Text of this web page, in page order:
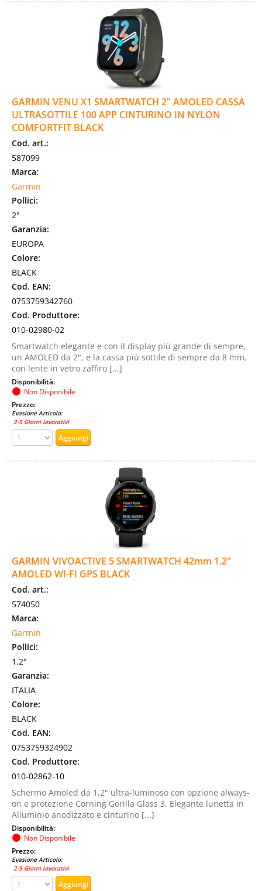
GARMIN VENU X1 SMARTWATCH 2" AMOLED CASSA
ULTRASOTTILE 100 APP CINTURINO IN NYLON
COMFORTFIT BLACK
Cod. art.:
587099
Marca:
Garmin
Pollici:
2"
Garanzia:
EUROPA
Colore:
BLACK
Cod. EAN:
0753759342760
Cod. Produttore:
010-02980-02
Smartwatch elegante e con il display più grande di sempre,
un AMOLED da 2", e la cassa più sottile di sempre da 8 mm,
con lente in vetro zaffiro [...]
Disponibilità:
Non Disponibile
Prezzo:
Evasione Articolo:
2-5 Giorni lavorativi
GARMIN VIVOACTIVE 5 SMARTWATCH 42mm 1.2"
AMOLED WI-FI GPS BLACK
Cod. art.:
574050
Marca:
Garmin
Pollici:
1.2"
Garanzia:
ITALIA
Colore:
BLACK
Cod. EAN:
0753759324902
Cod. Produttore:
010-02862-10
Schermo Amoled da 1,2" ultra-luminoso con opzione always-
on e protezione Corning Gorilla Glass 3. Elegante lunetta in
Alluminio anodizzato e cinturino [...]
Disponibilità:
Non Disponibile
Prezzo:
Evasione Articolo:
2-5 Giorni lavorativi